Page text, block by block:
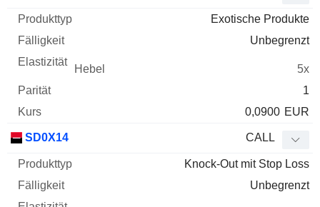
Exotische Produkte
Unbegrenzt
5x
1
0,0900 EUR
SD0X14 CALL
Knock-Out mit Stop Loss
Unbegrenzt